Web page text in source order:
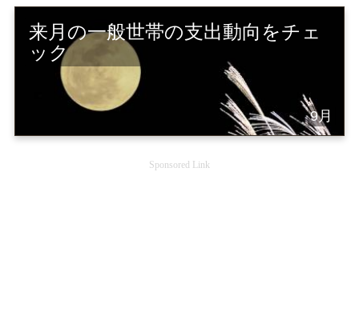
来月の一般世帯の支出動向をチェ
ック
9月
Sponsored Link